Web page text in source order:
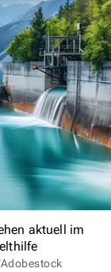
aktuell im